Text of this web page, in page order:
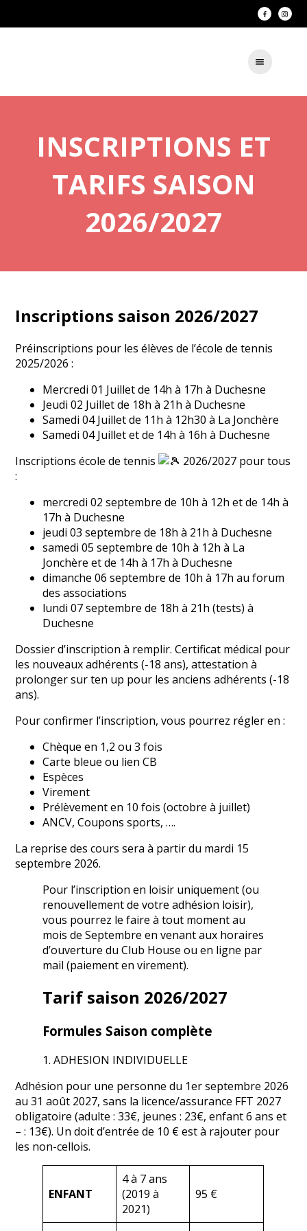
INSCRIPTIONS ET
TARIFS SAISON
2026/2027
Inscriptions saison 2026/2027
Préinscriptions pour les élèves de l’école de tennis
2025/2026 :
Mercredi 01 Juillet de 14h à 17h à Duchesne
Jeudi 02 Juillet de 18h à 21h à Duchesne
Samedi 04 Juillet de 11h à 12h30 à La Jonchère
Samedi 04 Juillet et de 14h à 16h à Duchesne
Inscriptions école de tennis
2026/2027 pour tous
:
mercredi 02 septembre de 10h à 12h et de 14h à
17h à Duchesne
jeudi 03 septembre de 18h à 21h à Duchesne
samedi 05 septembre de 10h à 12h à La
Jonchère et de 14h à 17h à Duchesne
dimanche 06 septembre de 10h à 17h au forum
des associations
lundi 07 septembre de 18h à 21h (tests) à
Duchesne
Dossier d’inscription à remplir. Certificat médical pour
les nouveaux adhérents (-18 ans), attestation à
prolonger sur ten up pour les anciens adhérents (-18
ans).
Pour confirmer l’inscription, vous pourrez régler en :
Chèque en 1,2 ou 3 fois
Carte bleue ou lien CB
Espèces
Virement
Prélèvement en 10 fois (octobre à juillet)
ANCV, Coupons sports, ….
La reprise des cours sera à partir du mardi 15
septembre 2026.
Pour l’inscription en loisir uniquement (ou
renouvellement de votre adhésion loisir),
vous pourrez le faire à tout moment au
mois de Septembre en venant aux horaires
d’ouverture du Club House ou en ligne par
mail (paiement en virement).
Tarif saison 2026/2027
Formules Saison complète
1. ADHESION INDIVIDUELLE
Adhésion pour une personne du 1er septembre 2026
au 31 août 2027, sans la licence/assurance FFT 2027
obligatoire (adulte : 33€, jeunes : 23€, enfant 6 ans et
– : 13€). Un doit d’entrée de 10 € est à rajouter pour
les non-cellois.
ENFANT
4 à 7 ans
(2019 à
2021)
95 €